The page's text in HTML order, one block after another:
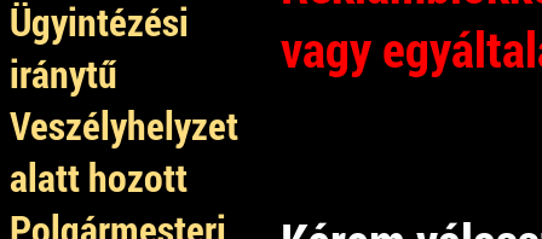
Ügyintézési
iránytű
Veszélyhelyzet
alatt hozott
vagy